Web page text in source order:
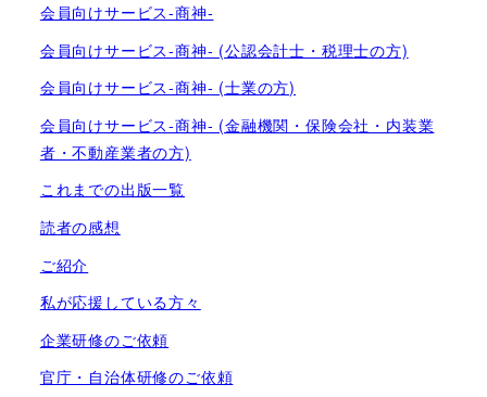
会員向けサービス-商神-
会員向けサービス-商神- (公認会計士・税理士の方)
会員向けサービス-商神- (士業の方)
会員向けサービス-商神- (金融機関・保険会社・内装業
者・不動産業者の方)
これまでの出版一覧
読者の感想
ご紹介
私が応援している方々
企業研修のご依頼
官庁・自治体研修のご依頼